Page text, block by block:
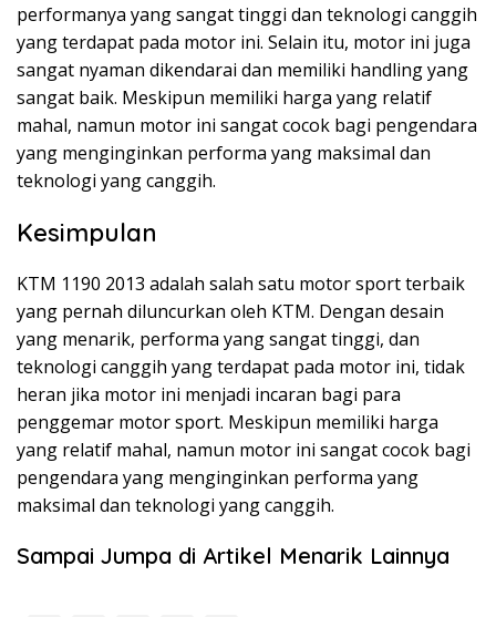
performanya yang sangat tinggi dan teknologi canggih
yang terdapat pada motor ini. Selain itu, motor ini juga
sangat nyaman dikendarai dan memiliki handling yang
sangat baik. Meskipun memiliki harga yang relatif
mahal, namun motor ini sangat cocok bagi pengendara
yang menginginkan performa yang maksimal dan
teknologi yang canggih.
Kesimpulan
KTM 1190 2013 adalah salah satu motor sport terbaik
yang pernah diluncurkan oleh KTM. Dengan desain
yang menarik, performa yang sangat tinggi, dan
teknologi canggih yang terdapat pada motor ini, tidak
heran jika motor ini menjadi incaran bagi para
penggemar motor sport. Meskipun memiliki harga
yang relatif mahal, namun motor ini sangat cocok bagi
pengendara yang menginginkan performa yang
maksimal dan teknologi yang canggih.
Sampai Jumpa di Artikel Menarik Lainnya